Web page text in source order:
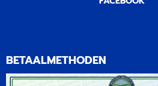
BETAALMETHODEN